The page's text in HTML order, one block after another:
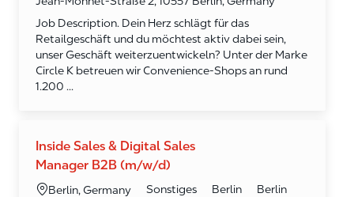
Job Description. Dein Herz schlägt für das
Retailgeschäft und du möchtest aktiv dabei sein,
unser Geschäft weiterzuentwickeln? Unter der Marke
Circle K betreuen wir Convenience‑Shops an rund
1.200 ...
Inside Sales & Digital Sales
Manager B2B (m/w/d)
OrtBerlin, Germany Kategorie
Sonstiges Berlin
Berlin